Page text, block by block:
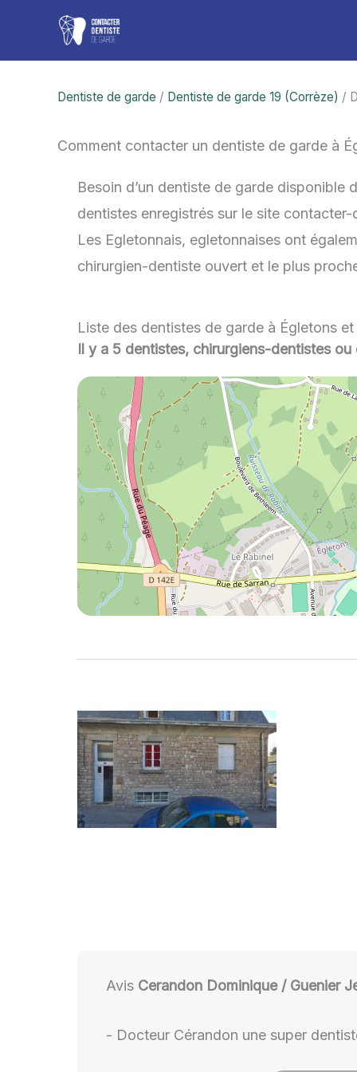
contenu
Dentiste de garde / Dentiste de garde 19 (Corrèze) /
Comment contacter un dentiste de garde à
Besoin d’un dentiste de garde
dentistes enregistrés sur le site
Les Egletonnais, egletonnaises ont
chirurgien-dentiste ouvert et le plus
Liste des dentistes de garde à Égletons
Il y a 5 dentistes, chirurgiens-dentistes
Avis Cerandon Dominique / Guenier
- Docteur Cérandon une super